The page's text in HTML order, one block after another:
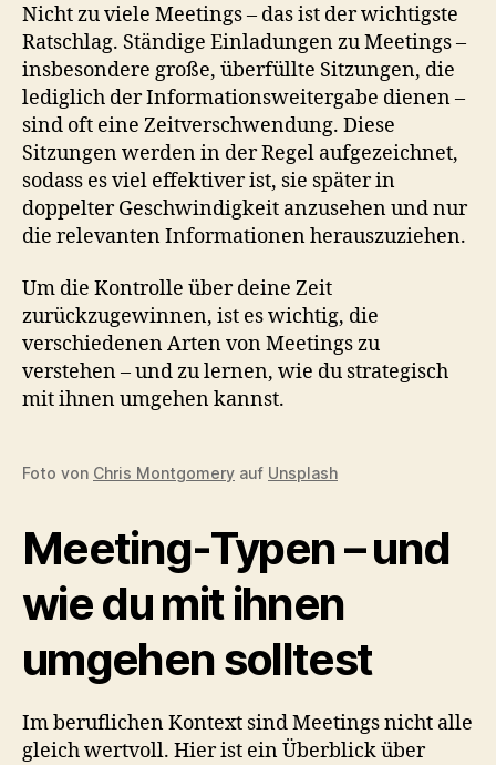
Nicht zu viele Meetings – das ist der wichtigste
Ratschlag. Ständige Einladungen zu Meetings –
insbesondere große, überfüllte Sitzungen, die
lediglich der Informationsweitergabe dienen –
sind oft eine Zeitverschwendung. Diese
Sitzungen werden in der Regel aufgezeichnet,
sodass es viel effektiver ist, sie später in
doppelter Geschwindigkeit anzusehen und nur
die relevanten Informationen herauszuziehen.
Um die Kontrolle über deine Zeit
zurückzugewinnen, ist es wichtig, die
verschiedenen Arten von Meetings zu
verstehen – und zu lernen, wie du strategisch
mit ihnen umgehen kannst.
Foto von Chris Montgomery auf Unsplash
Meeting-Typen – und
wie du mit ihnen
umgehen solltest
Im beruflichen Kontext sind Meetings nicht alle
gleich wertvoll. Hier ist ein Überblick über